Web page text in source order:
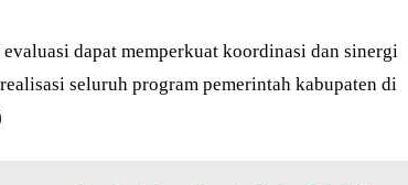
dapat memperkuat koordinasi dan sinergi
seluruh program pemerintah kabupaten di